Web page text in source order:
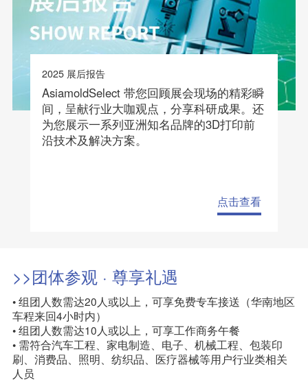
2025 展后报告
AsiamoldSelect 带您回顾展会现场的精彩瞬
间，呈献行业大咖观点，分享科研成果。还
为您展示一系列亚洲知名品牌的3D打印前
沿技术及解决方案。
点击查看
>>团体参观 · 尊享礼遇
• 组团人数需达20人或以上，可享免费专车接送（华南地区
车程来回4小时内）
• 组团人数需达10人或以上，可享工作商务午餐
• 需符合汽车工程、家电制造、电子、机械工程、包装印
刷、消费品、照明、纺织品、医疗器械等用户行业类相关
人员